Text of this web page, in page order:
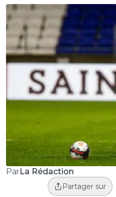
ParLa Rédaction
Partager sur